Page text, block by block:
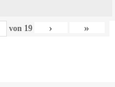
von 19 › »